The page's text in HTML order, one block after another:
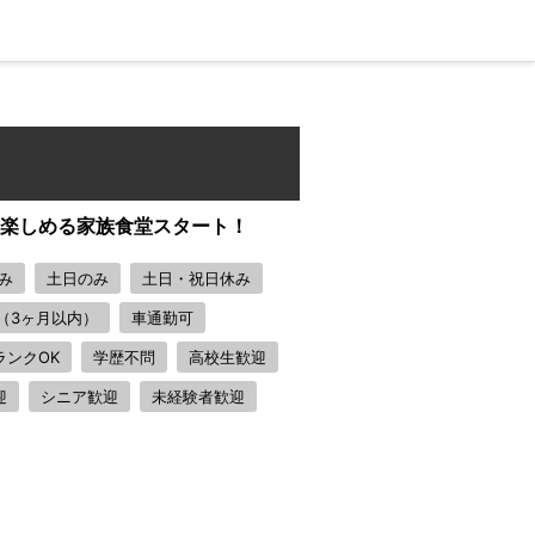
める家族食堂スタート！
土日のみ 土日・祝日休み
3ヶ月以内） 車通勤可
ンクOK 学歴不問 高校生歓迎
シニア歓迎 未経験者歓迎